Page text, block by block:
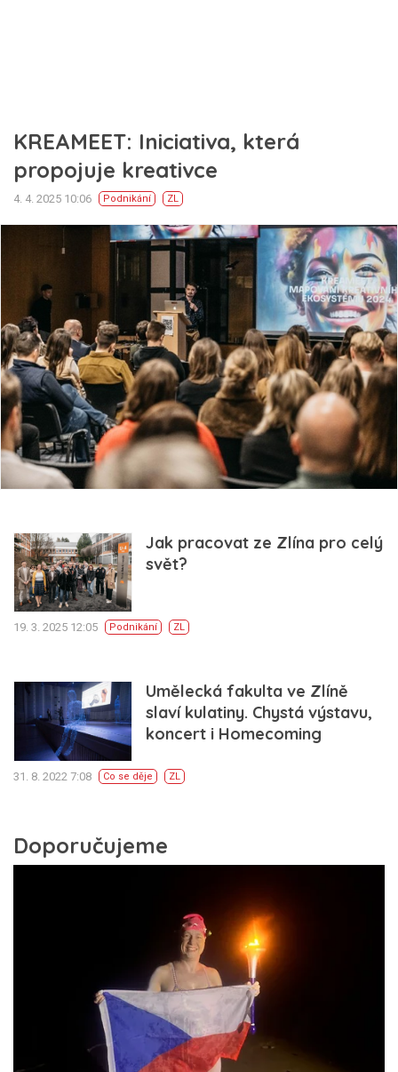
KREAMEET: Iniciativa, která
propojuje kreativce
4. 4. 2025 10:06 Podnikání ZL
Jak pracovat ze Zlína pro celý
svět?
19. 3. 2025 12:05 Podnikání ZL
Umělecká fakulta ve Zlíně
slaví kulatiny. Chystá výstavu,
koncert i Homecoming
31. 8. 2022 7:08 Co se děje ZL